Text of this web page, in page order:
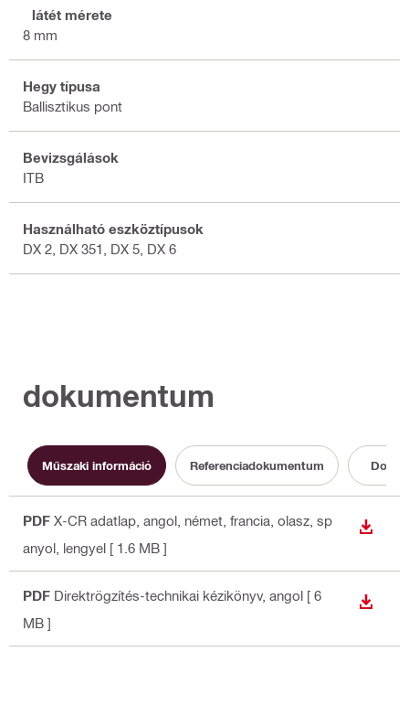
Alátét mérete
8 mm
Hegy típusa
Ballisztikus pont
Bevizsgálások
ITB
Használható eszköztípusok
DX 2, DX 351, DX 5, DX 6
dokumentum
Műszaki információ Referenciadokumentum
PDF X-CR adatlap , angol, német, francia, olasz, sp
anyol, lengyel [ 1.6 MB ]
PDF Direktrögzítés-technikai kézikönyv , angol [ 6
MB ]